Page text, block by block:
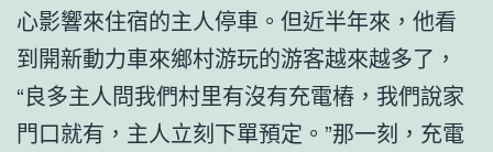
心影響來住宿的主人停車。但近半年來，他看
到開新動力車來鄉村游玩的游客越來越多了，
“良多主人問我們村里有沒有充電樁，我們說家
門口就有，主人立刻下單預定。”那一刻，充電